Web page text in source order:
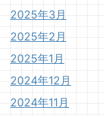
2025年3月
2025年2月
2025年1月
2024年12月
2024年11月